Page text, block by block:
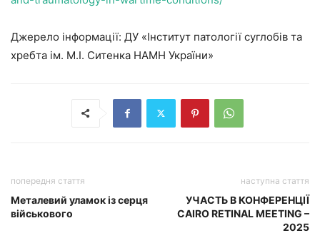
Джерело інформації: ДУ «Інститут патології суглобів та
хребта ім. М.І. Ситенка НАМН України»
попередня стаття
Металевий уламок із серця
військового
наступна стаття
УЧАСТЬ В КОНФЕРЕНЦІЇ
CAIRO RETINAL MEETING –
2025